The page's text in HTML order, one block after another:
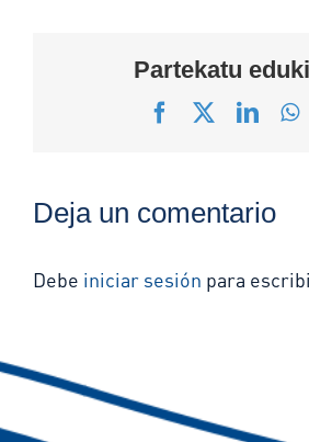
Partekatu
Facebook
X
Deja un comentario
Debe iniciar sesión para